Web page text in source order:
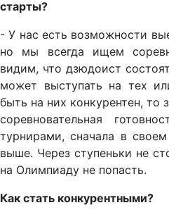
старты?
- У нас есть возможности
но мы всегда ищем
видим, что дзюдоист
может выступать на тех
быть на них конкурентен, то
соревновательная
турнирами, сначала в
выше. Через ступеньки не
на Олимпиаду не попасть.
Как стать конкурентными?